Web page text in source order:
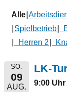
Alle
Spielbetrieb
Herren 2
SO.
09
AUG.
LK-
9:00 Uhr